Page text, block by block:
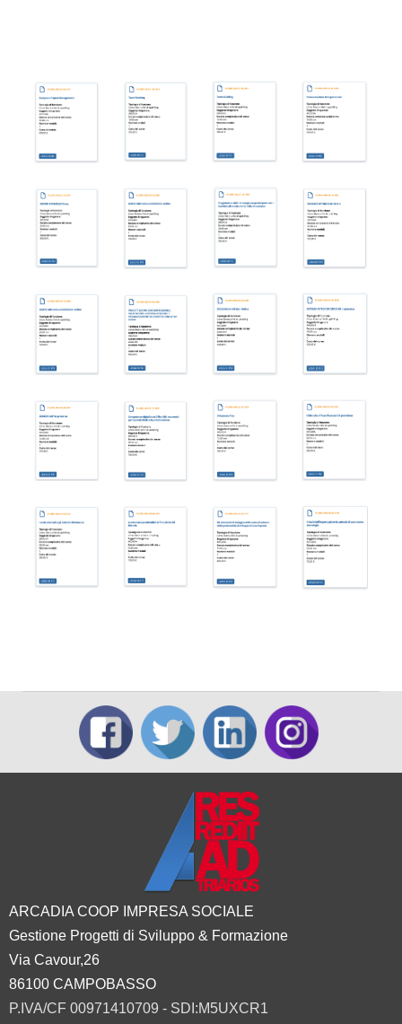
ARCADIA COOP IMPRESA SOCIALE
Gestione Progetti di Sviluppo & Formazione
Via Cavour,26
86100 CAMPOBASSO
P.IVA/CF 00971410709 - SDI:M5UXCR1